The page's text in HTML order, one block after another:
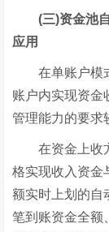
(三)资金池自
应用
在单账户模式
账户内实现资金
管理能力的要求
在资金上收方
格实现收入资金
额实时上划的自
笔到账资金全额